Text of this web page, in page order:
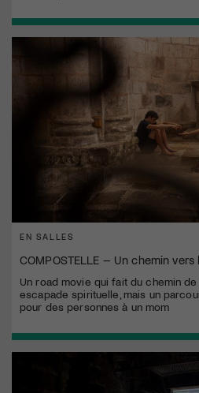
EN SALLES
COMPOSTELLE – Un chemin
Un road movie qui fait du chemin
escapade spirituelle, mais un
pour des personnes à un mom